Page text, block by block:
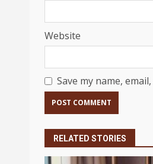
Website
Save my name,
RELATED STORIES